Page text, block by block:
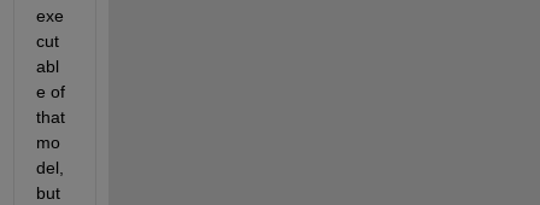
exe
cut
abl
e of
that
mo
del,
but